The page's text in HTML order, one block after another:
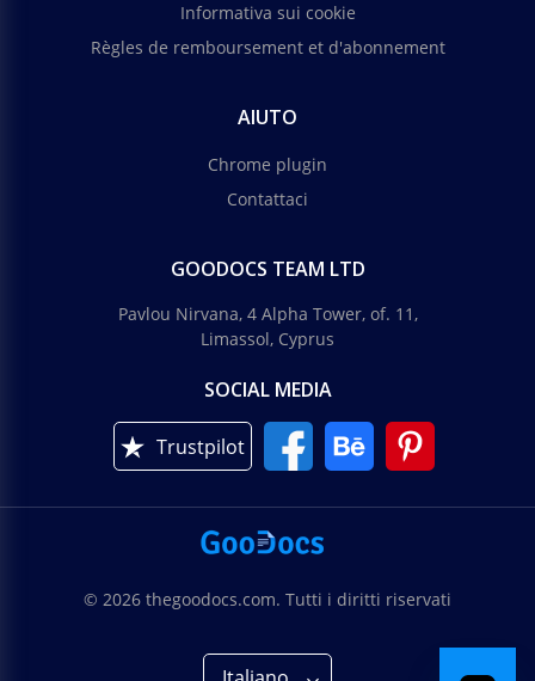
Informativa sui cookie
Règles de remboursement et d'abonnement
AIUTO
Chrome plugin
Contattaci
GOODOCS TEAM LTD
Pavlou Nirvana, 4 Alpha Tower, of. 11,
Limassol, Cyprus
SOCIAL MEDIA
Trustpilot
© 2026 thegoodocs.com. Tutti i diritti riservati